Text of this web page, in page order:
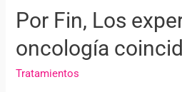
Por Fin, Los
oncología
Tratamientos